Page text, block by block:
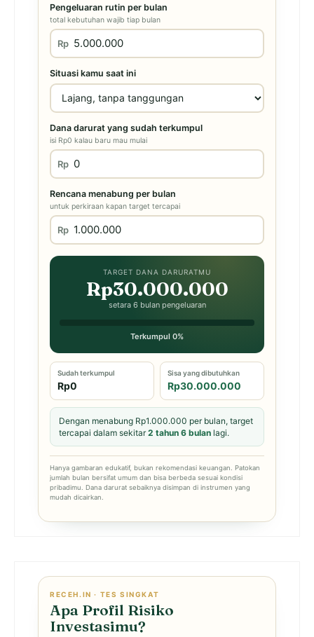
Pengeluaran rutin per bulan
total kebutuhan wajib tiap bulan
Rp
Situasi kamu saat ini
Dana darurat yang sudah terkumpul
isi Rp0 kalau baru mau mulai
Rp
Rencana menabung per bulan
untuk perkiraan kapan target tercapai
Rp
TARGET DANA DARURATMU
Rp30.000.000
setara 6 bulan pengeluaran
Terkumpul 0%
Sudah terkumpul
Rp0
Sisa yang dibutuhkan
Rp30.000.000
Dengan menabung Rp1.000.000 per bulan, target
tercapai dalam sekitar2 tahun 6 bulan lagi.
Hanya gambaran edukatif, bukan rekomendasi keuangan. Patokan
jumlah bulan bersifat umum dan bisa berbeda sesuai kondisi
pribadimu. Dana darurat sebaiknya disimpan di instrumen yang
mudah dicairkan.
RECEH.IN · TES SINGKAT
Apa Profil Risiko
Investasimu?